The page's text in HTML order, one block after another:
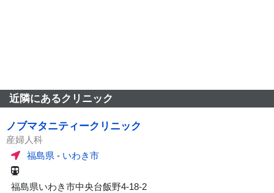
近隣にあるクリニック
ノブマタニティークリニック
産婦人科
福島県 - いわき市
福島県いわき市中央台飯野4-18-2